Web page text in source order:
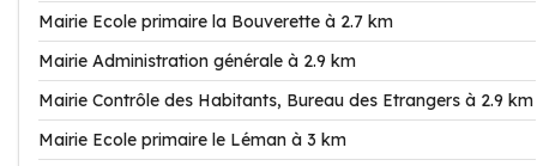
Mairie Ecole primaire la Bouverette à 2.7 km
Mairie Administration générale à 2.9 km
Mairie Contrôle des Habitants, Bureau des Etrangers à 2.9 km
Mairie Ecole primaire le Léman à 3 km